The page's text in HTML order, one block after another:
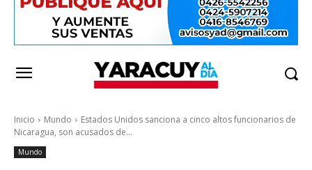
Inicio Mundo
Estados Unidos sanciona a cinco altos funcionarios de
Nicaragua, son acusados de...
Mundo